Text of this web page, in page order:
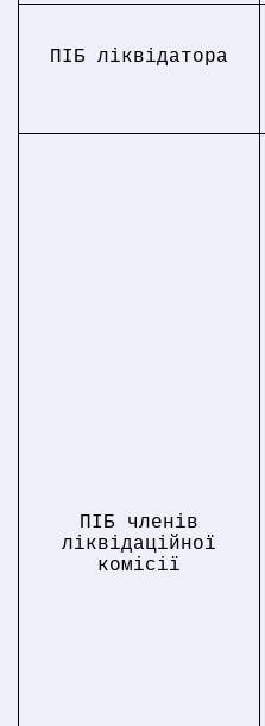
ПІБ ліквідатора
ПІБ членів
ліквідаційної
комісії